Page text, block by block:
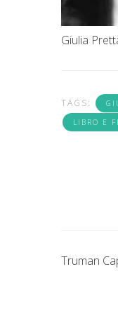
Giulia
TAGS:
LIBRO E
Truman